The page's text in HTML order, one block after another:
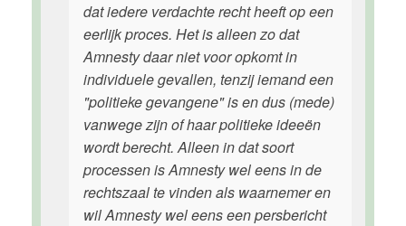
dat iedere verdachte recht heeft op een
eerlijk proces. Het is alleen zo dat
Amnesty daar niet voor opkomt in
individuele gevallen, tenzij iemand een
"politieke gevangene" is en dus (mede)
vanwege zijn of haar politieke ideeën
wordt berecht. Alleen in dat soort
processen is Amnesty wel eens in de
rechtszaal te vinden als waarnemer en
wil Amnesty wel eens een persbericht